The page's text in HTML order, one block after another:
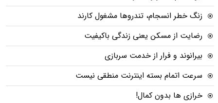
زنگ خطر انسجام، تندروها مشغول کارند
رضایت از مسکن یعنی زندگی باکیفیت
بیرانوند و فرار از خدمت سربازی
سرعت اتمام بسته‌ اینترنت منطقی نیست
خرازی ها بدون کمال!